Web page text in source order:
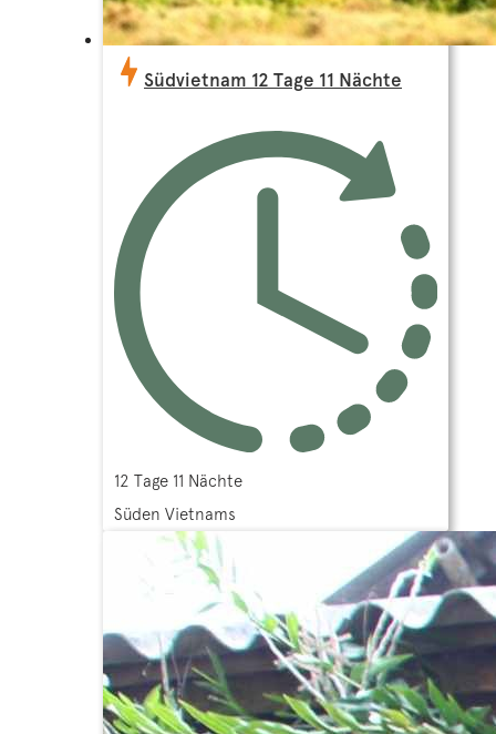
Südvietnam 12 Tage 11 Nächte
12 Tage 11 Nächte
Süden Vietnams